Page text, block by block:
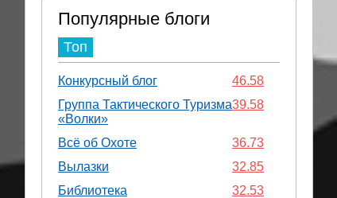
Популярные блоги
Топ
46.58
Конкурсный блог
39.58
Группа Тактического Туризма
«Волки»
36.73
Всё об Охоте
32.85
Вылазки
32.53
Библиотека